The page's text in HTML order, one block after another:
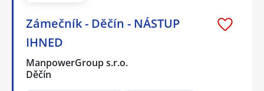
Zámečník - Děčín - NÁSTUP
IHNED
ManpowerGroup s.r.o.
Děčín